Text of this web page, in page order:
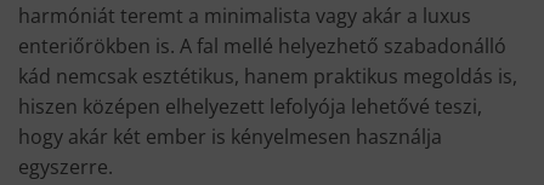
harmóniát teremt a minimalista vagy akár a luxus
enteriőrökben is. A fal mellé helyezhető szabadonálló
kád nemcsak esztétikus, hanem praktikus megoldás is,
hiszen középen elhelyezett lefolyója lehetővé teszi,
hogy akár két ember is kényelmesen használja
egyszerre.